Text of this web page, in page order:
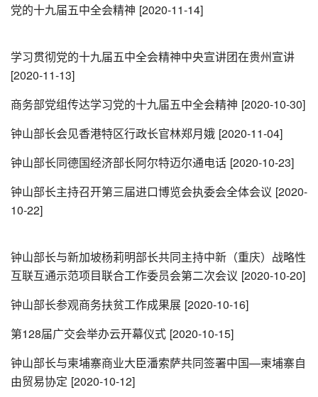
党的十九届五中全会精神 [2020-11-14]
学习贯彻党的十九届五中全会精神中央宣讲团在贵州宣讲
[2020-11-13]
商务部党组传达学习党的十九届五中全会精神 [2020-10-30]
钟山部长会见香港特区行政长官林郑月娥 [2020-11-04]
钟山部长同德国经济部长阿尔特迈尔通电话 [2020-10-23]
钟山部长主持召开第三届进口博览会执委会全体会议 [2020-
10-22]
钟山部长与新加坡杨莉明部长共同主持中新（重庆）战略性
互联互通示范项目联合工作委员会第二次会议 [2020-10-20]
钟山部长参观商务扶贫工作成果展 [2020-10-16]
第128届广交会举办云开幕仪式 [2020-10-15]
钟山部长与柬埔寨商业大臣潘索萨共同签署中国—柬埔寨自
由贸易协定 [2020-10-12]